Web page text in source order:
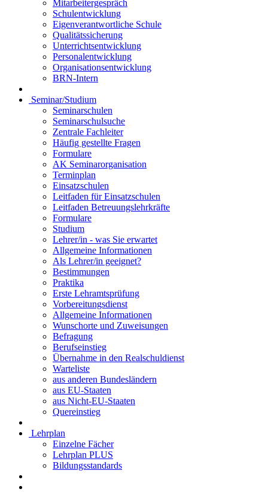
Mitarbeitergespräch
Schulentwicklung
Eigenverantwortliche Schule
Qualitätssicherung
Unterrichtsentwicklung
Personalentwicklung
Organisationsentwicklung
BRN-Intern
Seminar/Studium
Seminarschulen
Seminarschulsuche
Zentrale Fachleiter
Häufig gestellte Fragen
Formulare
AK Seminarorganisation
Terminplan
Einsatzschulen
Leitfaden für Einsatzschulen
Leitfaden Betreuungslehrkräfte
Formulare
Studium
Lehrer/in - was Sie erwartet
Allgemeine Informationen
Als Lehrer/in geeignet?
Bestimmungen
Praktika
Erste Lehramtsprüfung
Vorbereitungsdienst
Allgemeine Informationen
Wunschorte und Zuweisungen
Befragung
Berufseinstieg
Übernahme in den Realschuldienst
Warteliste
aus anderen Bundesländern
aus EU-Staaten
aus Nicht-EU-Staaten
Quereinstieg
Lehrplan
Einzelne Fächer
Lehrplan PLUS
Bildungsstandards